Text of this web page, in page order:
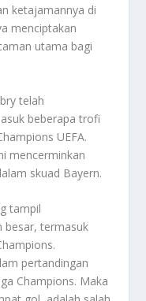
ketajamannya di
menciptakan
utama bagi
telah
beberapa trofi
UEFA.
mencerminkan
skuad Bayern.
tampil
besar, termasuk
pertandingan
Champions. Maka